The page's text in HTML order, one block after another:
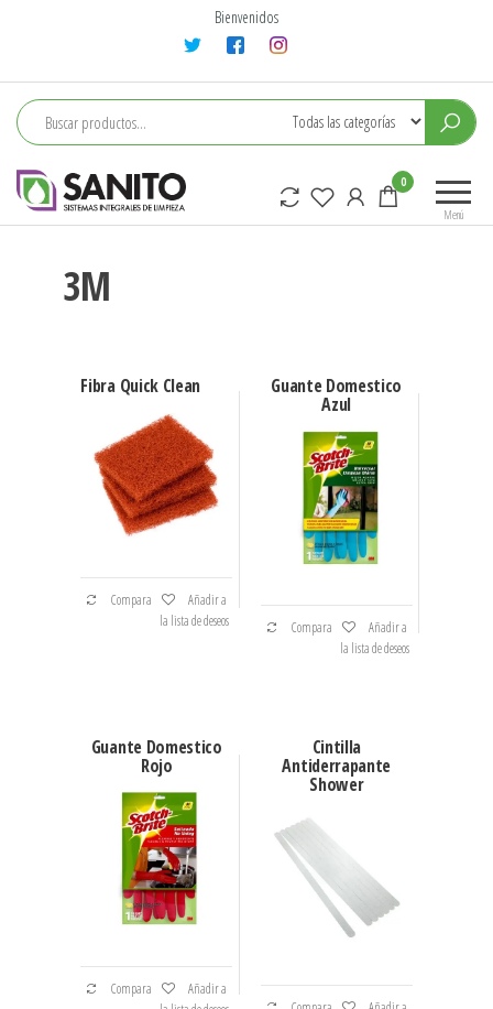
Bienvenidos
Menú
0
3M
Fibra Quick Clean
Compara
Añadir a
la lista de deseos
Guante Domestico
Azul
Compara
Añadir a
la lista de deseos
Guante Domestico
Rojo
Compara
Añadir a
Cintilla
Antiderrapante
Shower